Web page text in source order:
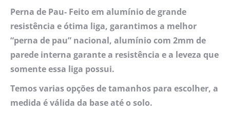
Perna de Pau- Feito em alumínio de grande
resistência e ótima liga, garantimos a melhor
“perna de pau” nacional, alumínio com 2mm de
parede interna garante a resistência e a leveza que
somente essa liga possui.
Temos varias opções de tamanhos para escolher, a
medida é válida da base até o solo.